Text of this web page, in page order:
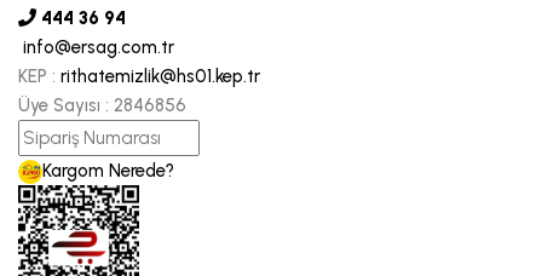
444 36 94
info@ersag.com.tr
KEP : rithatemizlik@hs01.kep.tr
Üye Sayısı : 2846856
Kargom Nerede?